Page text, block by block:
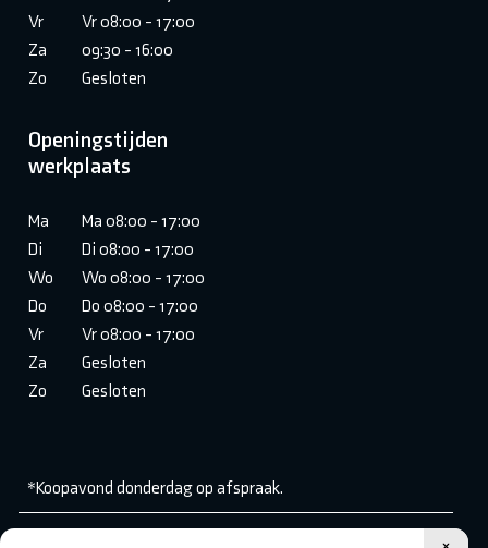
Vr
Vr 08:00 - 17:00
Za
09:30 - 16:00
Zo
Gesloten
Openingstijden
werkplaats
Ma
Ma 08:00 - 17:00
Di
Di 08:00 - 17:00
Wo
Wo 08:00 - 17:00
Do
Do 08:00 - 17:00
Vr
Vr 08:00 - 17:00
Za
Gesloten
Zo
Gesloten
*Koopavond donderdag op afspraak.